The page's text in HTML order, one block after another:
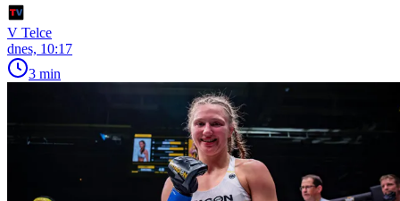
V Telce
dnes, 10:17
3 min